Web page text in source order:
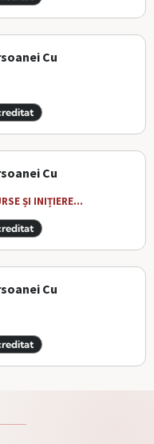
Cu
Cu
ȘI INIȚIERE...
Cu